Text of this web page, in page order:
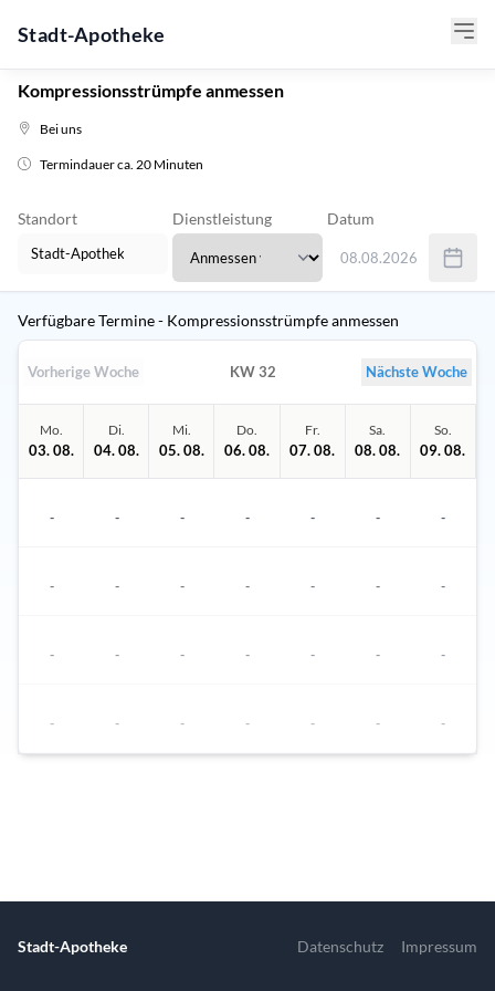
Stadt-Apotheke
Kompressionsstrümpfe anmessen
Bei uns
Termindauer ca. 20 Minuten
Standort Dienstleistung Datum
Verwenden Sie Tab
08.08.2026
Verfügbare Termine - Kompressionsstrümpfe anmessen
Vorherige Woche KW 32 Nächste Woche
Mo.
03. 08.
Di.
04. 08.
Mi.
05. 08.
Do.
06. 08.
Fr.
07. 08.
Sa.
08. 08.
So.
09. 08.
- - - - - - -
- - - - - - -
- - - - - - -
- - - - - - -
Stadt-Apotheke Datenschutz Impressum